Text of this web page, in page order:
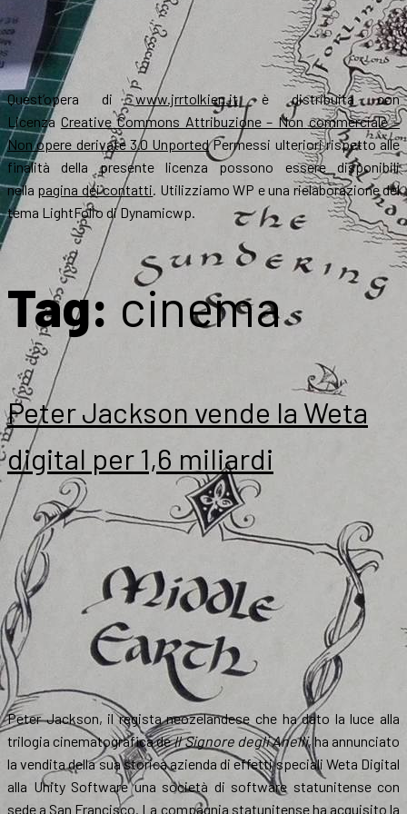
Quest’opera diwww.jrrtolkien.itè distribuita con
Licenza Creative Commons Attribuzione – Non commerciale –
Non opere derivate 3.0 UnportedPermessi ulteriori rispetto alle
finalità della presente licenza possono essere disponibili
nella pagina dei contatti. Utilizziamo WP e una rielaborazione del
tema LightFolio di Dynamicwp.
Tag: cinema
Peter Jackson vende la Weta
digital per 1,6 miliardi
Peter Jackson, il regista neozelandese che ha dato la luce alla
trilogia cinematografica deIl Signore degli Anelli, ha annunciato
la vendita della sua storica azienda di effetti speciali Weta Digital
alla Unity Software una società di software statunitense con
sede a San Francisco. La compagnia statunitense ha acquisito la